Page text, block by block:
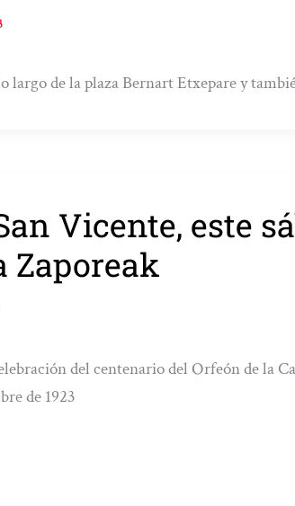
largo de la plaza Bernart Etxepare y
Vicente, este
Zaporeak
del centenario del Orfeón de la
de 1923